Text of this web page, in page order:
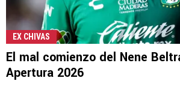
EX CHIVAS
El mal comienzo del Nene
Apertura 2026